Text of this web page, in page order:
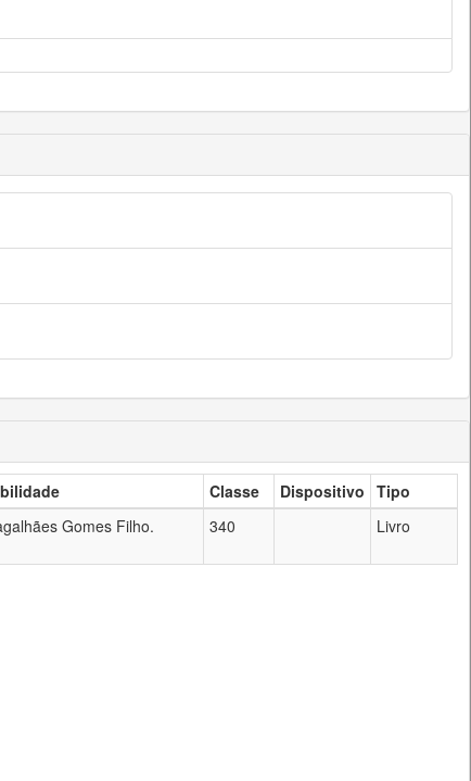
Classe Dispositivo Tipo
Gomes Filho. 340 Livro